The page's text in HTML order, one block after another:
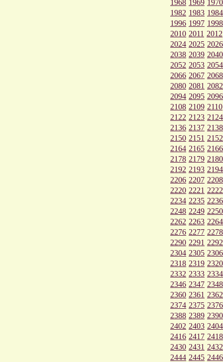
1968 1969 1970
1982 1983 1984
1996 1997 1998
2010 2011 2012
2024 2025 2026
2038 2039 2040
2052 2053 2054
2066 2067 2068
2080 2081 2082
2094 2095 2096
2108 2109 2110
2122 2123 2124
2136 2137 2138
2150 2151 2152
2164 2165 2166
2178 2179 2180
2192 2193 2194
2206 2207 2208
2220 2221 2222
2234 2235 2236
2248 2249 2250
2262 2263 2264
2276 2277 2278
2290 2291 2292
2304 2305 2306
2318 2319 2320
2332 2333 2334
2346 2347 2348
2360 2361 2362
2374 2375 2376
2388 2389 2390
2402 2403 2404
2416 2417 2418
2430 2431 2432
2444 2445 2446